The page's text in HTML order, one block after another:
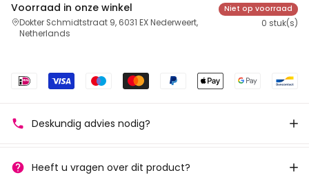
Voorraad in onze winkel
Dokter Schmidtstraat 9, 6031 EX Nederweert,
Netherlands
Niet op voorraad
0 stuk(s)
Deskundig advies nodig?
Heeft u vragen over dit product?